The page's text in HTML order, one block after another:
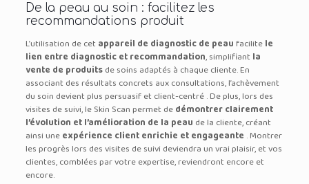
De la peau au soin : facilitez les
recommandations produit
L’utilisation de cet appareil de diagnostic de peaufacilitele
lien entre diagnostic et recommandation, simplifiant la
vente de produitsde soins adaptés à chaque cliente. En
associant des résultats concrets aux consultations, l’achèvement
du soin devient plus persuasif et client-centré . De plus, lors des
visites de suivi, le Skin Scan permet dedémontrer clairement
l’évolution et l’amélioration de la peau de la cliente, créant
ainsi uneexpérience client enrichie et engageante . Montrer
les progrès lors des visites de suivi deviendra un vrai plaisir, et vos
clientes, comblées par votre expertise, reviendront encore et
encore.